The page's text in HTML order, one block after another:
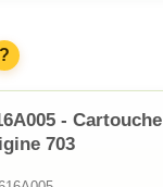
?
- Cartouche
703